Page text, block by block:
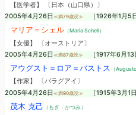
【医学者】 〔日本（山口県）〕
2005年4月26日 ≪満79歳没≫ ［1926年1月5日
マリア＝シェル（Maria Schell）
【女優】 〔オーストリア〕
2005年4月26日 ≪満87歳没≫ ［1917年6月13
アウグスト＝ロア＝バストス （
【作家】 〔パラグアイ〕
2005年4月26日 ≪満90歳没≫ ［1915年3月1日
茂木 克己 （もぎ・かつみ）